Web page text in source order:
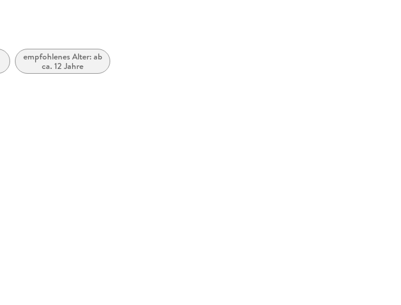
empfohlenes Alter: ab
ca. 12 Jahre